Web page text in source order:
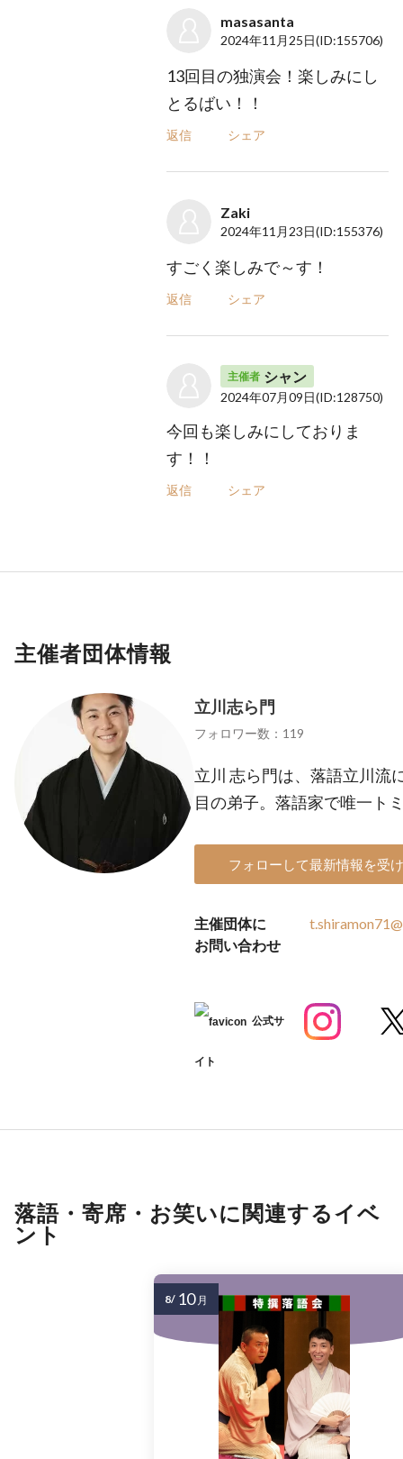
masasanta
2024年11月25日(ID:155706)
13回目の独演会！楽しみにし
とるばい！！
返信 シェア
Zaki
2024年11月23日(ID:155376)
すごく楽しみで～す！
返信 シェア
主催者 シャン
2024年07月09日(ID:128750)
今回も楽しみにしておりま
す！！
返信 シェア
主催者団体情報
立川志ら門
フォロワー数：119
立川 志ら門は、落語立川流
目の弟子。落語家で唯一ト
フォローして最新情報を受
主催団体に
お問い合わせ
公式サ
イト
落語・寄席・お笑いに関連するイベ
ント
8/ 10 月